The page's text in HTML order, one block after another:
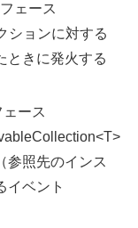
ェース
ションに対する
ときに発火する
ース
参照先のインス
イベント